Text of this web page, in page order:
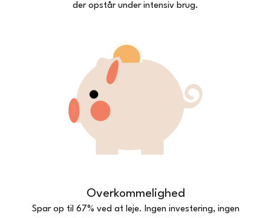
der opstår under intensiv brug.
Overkommelighed
Spar op til 67% ved at leje. Ingen investering, ingen